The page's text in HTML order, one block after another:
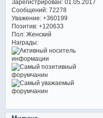
Зарегистрирован: 01.05.2017
Сообщений:72278
Уважение: +360199
Позитив: +120633
Пол:Женский
Награды: